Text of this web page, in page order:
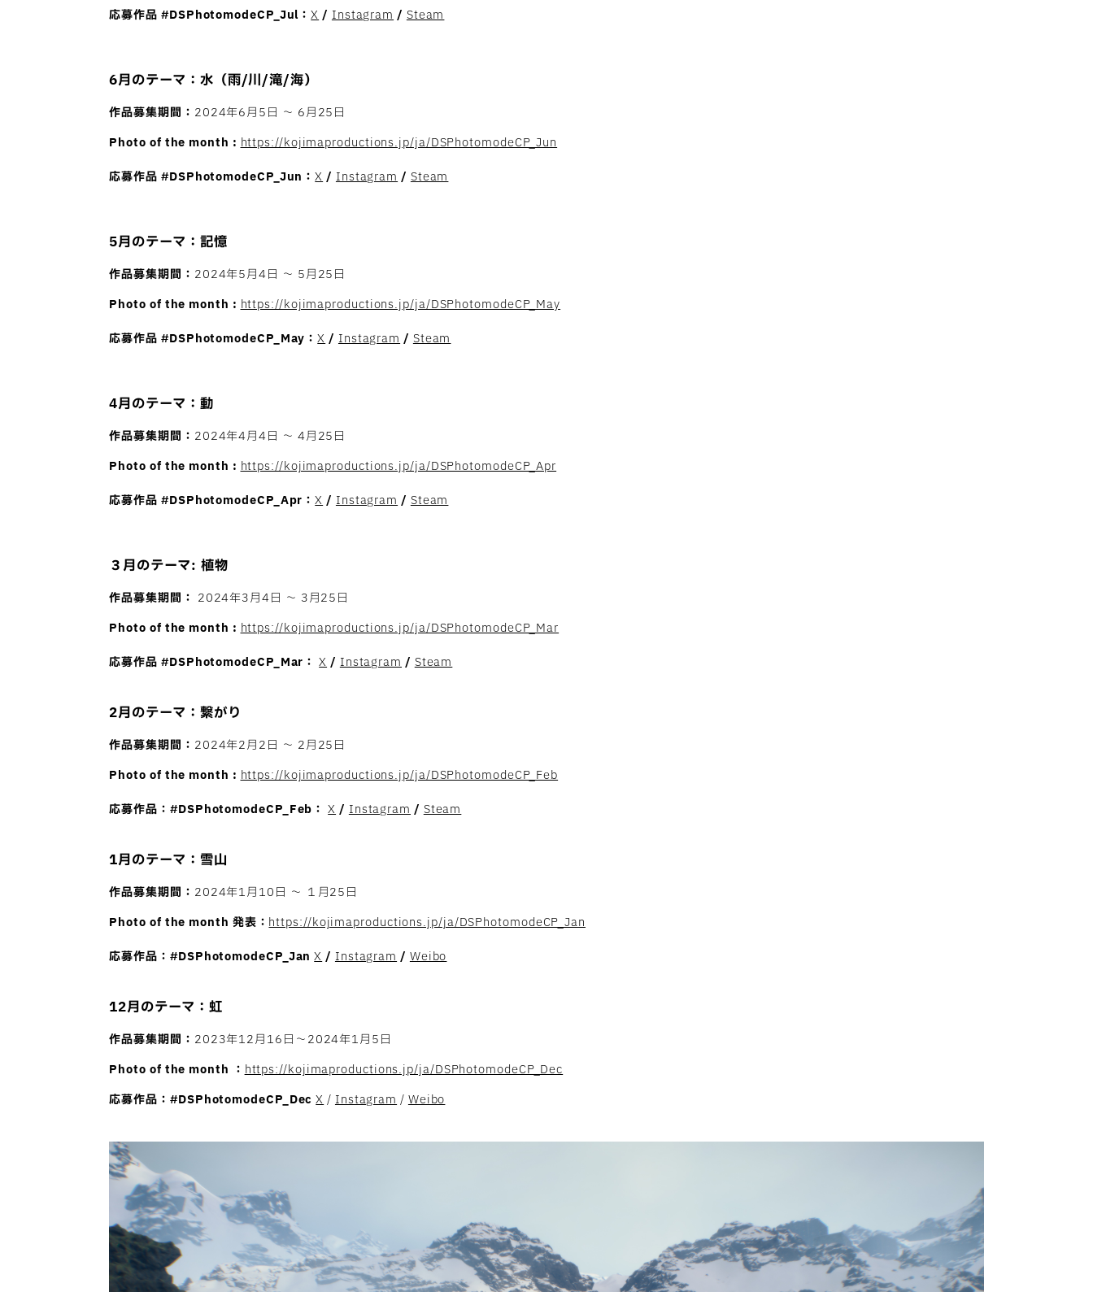
応募作品 #DSPhotomodeCP_Jul：X / Instagram / Steam
6月のテーマ：水（雨/川/滝/海）
作品募集期間： 2024年6月5日 〜 6月25日
Photo of the month : https://kojimaproductions.jp/ja/DSPhotomodeCP_Jun
応募作品 #DSPhotomodeCP_Jun：X / Instagram / Steam
5月のテーマ：記憶
作品募集期間： 2024年5月4日 〜 5月25日
Photo of the month : https://kojimaproductions.jp/ja/DSPhotomodeCP_May
応募作品 #DSPhotomodeCP_May：X / Instagram / Steam
4月のテーマ：動
作品募集期間： 2024年4月4日 〜 4月25日
Photo of the month : https://kojimaproductions.jp/ja/DSPhotomodeCP_Apr
応募作品 #DSPhotomodeCP_Apr：X / Instagram / Steam
３月のテーマ: 植物
作品募集期間： 2024年3月4日 〜 3月25日
Photo of the month : https://kojimaproductions.jp/ja/DSPhotomodeCP_Mar
応募作品 #DSPhotomodeCP_Mar：X / Instagram / Steam
2月のテーマ：繋がり
作品募集期間： 2024年2月2日 〜 2月25日
Photo of the month : https://kojimaproductions.jp/ja/DSPhotomodeCP_Feb
応募作品： #DSPhotomodeCP_Feb：X / Instagram / Steam
1月のテーマ：雪山
作品募集期間： 2024年1月10日 〜 １月25日
Photo of the month 発表： https://kojimaproductions.jp/ja/DSPhotomodeCP_Jan
応募作品： #DSPhotomodeCP_JanX / Instagram / Weibo
12月のテーマ：虹
作品募集期間： 2023年12月16日〜2024年1月5日
Photo of the month ： https://kojimaproductions.jp/ja/DSPhotomodeCP_Dec
応募作品：#DSPhotomodeCP_Dec X / Instagram / Weibo